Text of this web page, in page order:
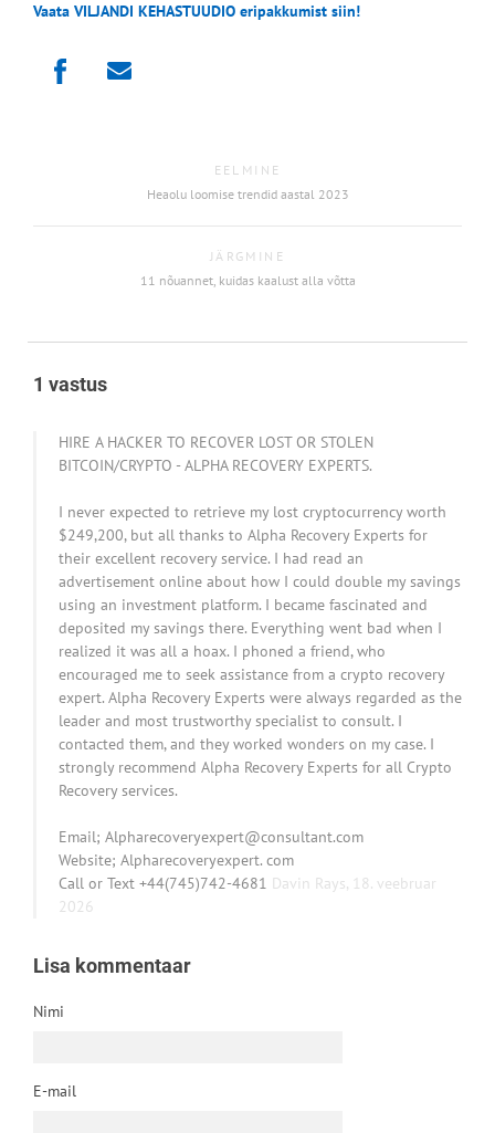
Vaata VILJANDI KEHASTUUDIO eripakkumist siin!
EELMINE
Heaolu loomise trendid aastal 2023
JÄRGMINE
11 nõuannet, kuidas kaalust alla võtta
1 vastus
HIRE A HACKER TO RECOVER LOST OR STOLEN
BITCOIN/CRYPTO - ALPHA RECOVERY EXPERTS.
I never expected to retrieve my lost cryptocurrency worth
$249,200, but all thanks to Alpha Recovery Experts for
their excellent recovery service. I had read an
advertisement online about how I could double my savings
using an investment platform. I became fascinated and
deposited my savings there. Everything went bad when I
realized it was all a hoax. I phoned a friend, who
encouraged me to seek assistance from a crypto recovery
expert. Alpha Recovery Experts were always regarded as the
leader and most trustworthy specialist to consult. I
contacted them, and they worked wonders on my case. I
strongly recommend Alpha Recovery Experts for all Crypto
Recovery services.
Email; Alpharecoveryexpert@consultant.com
Website; Alpharecoveryexpert. com
Call or Text +44(745)742-4681 Davin Rays, 18. veebruar
2026
Lisa kommentaar
Nimi
E-mail